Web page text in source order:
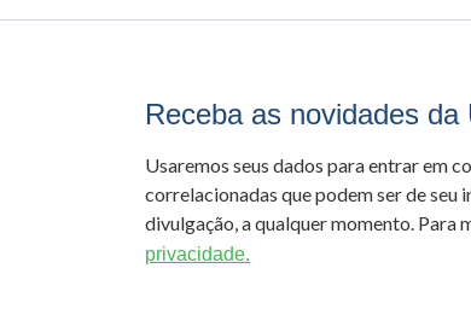
Receba as novidades da
Usaremos seus dados para entrar em
correlacionadas que podem ser de seu
divulgação, a qualquer momento. Para
privacidade.